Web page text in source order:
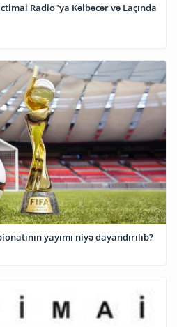
Radio"ya Kəlbəcər və Laçında
Bu kanallarda Dünya Çempionatının yayımı niyə dayandırılıb?